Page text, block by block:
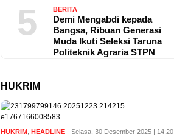
5 BERITA
Demi Mengabdi kepada
Bangsa, Ribuan Generasi
Muda Ikuti Seleksi Taruna
Politeknik Agraria STPN
HUKRIM
HUKRIM HEADLINE
Selasa, 30 Desember 2025 | 14:20